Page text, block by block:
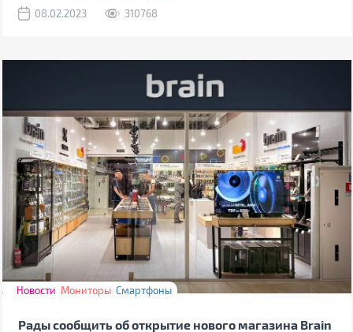
08.02.2023 310768
Новости Мониторы Смартфоны
Рады сообщить об открытие нового магазина Brain